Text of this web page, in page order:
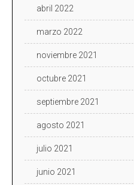
abril 2022
marzo 2022
noviembre 2021
octubre 2021
septiembre 2021
agosto 2021
julio 2021
junio 2021